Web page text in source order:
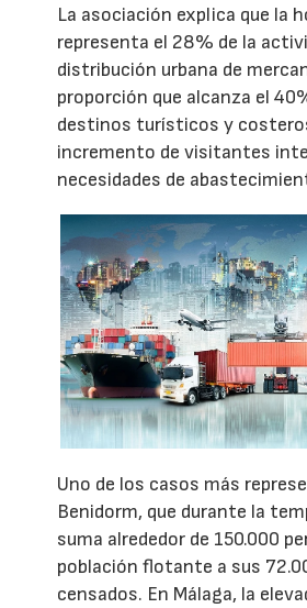
La asociación explica que la
representa el 28% de la
distribución urbana de
proporción que alcanza el
destinos turísticos y
incremento de visitantes
necesidades de
Uno de los casos más
Benidorm, que durante la
suma alrededor de 150.000
población flotante a sus
censados. En Málaga, la